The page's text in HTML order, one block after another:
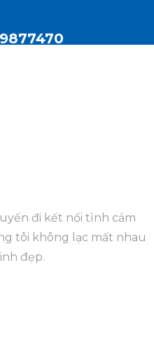
đi kết nối tình cảm
tôi không lạc mất nhau
đẹp.